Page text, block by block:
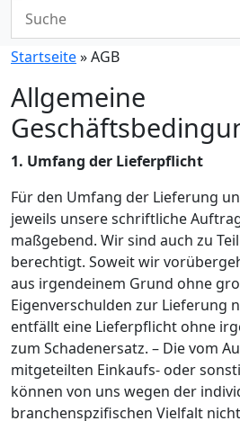
Startseite»AGB
Allgemeine
1. Umfang der Lieferpflicht
Für den Umfang der Lieferung
jeweils unsere schriftliche
maßgebend. Wir sind auch zu
berechtigt. Soweit wir
aus irgendeinem Grund ohne
Eigenverschulden zur Lieferung
entfällt eine Lieferpflicht ohne
zum Schadenersatz. – Die vom
mitgeteilten Einkaufs- oder
können von uns wegen der
branchenspzifischen Vielfalt